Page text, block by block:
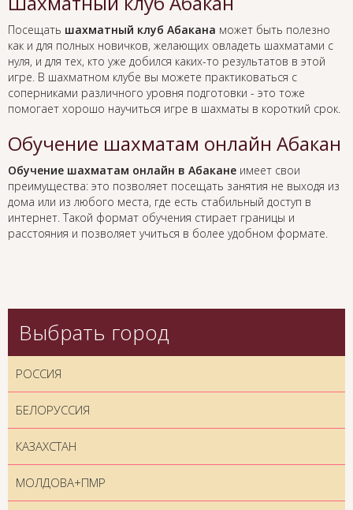
Посещать шахматный клуб Абакана может быть полезно
как и для полных новичков, желающих овладеть шахматами с
нуля, и для тех, кто уже добился каких-то результатов в этой
игре. В шахматном клубе вы можете практиковаться с
соперниками различного уровня подготовки - это тоже
помогает хорошо научиться игре в шахматы в короткий срок.
Обучение шахматам онлайн Абакан
Обучение шахматам онлайн в Абакане имеет свои
преимущества: это позволяет посещать занятия не выходя из
дома или из любого места, где есть стабильный доступ в
интернет. Такой формат обучения стирает границы и
расстояния и позволяет учиться в более удобном формате.
Выбрать город
РОССИЯ
БЕЛОРУССИЯ
КАЗАХСТАН
МОЛДОВА+ПМР